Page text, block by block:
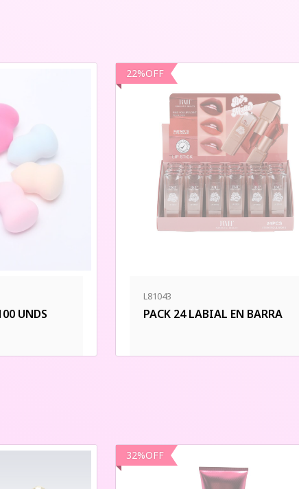
UNDS
22%OFF
L81043
PACK 24 LABIAL EN BARRA
32%OFF